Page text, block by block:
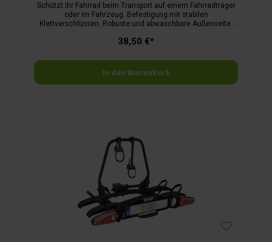
Schützt Ihr Fahrrad beim Transport auf einem Fahrradträger
oder im Fahrzeug. Befestigung mit stabilen
Klettverschlüssen. Robuste und abwaschbare Außenseite.
Aufbewahrung. Obermaterial ist 100 % Polyester (Oxford
Aufbewahrungsbeutel, 2 Felgenschoner, 1 Kettenschoner, 1
Rahmenschoner, 1 Pedalschoner, 1 Gabelschoner
38,50 €*
In den Warenkorb